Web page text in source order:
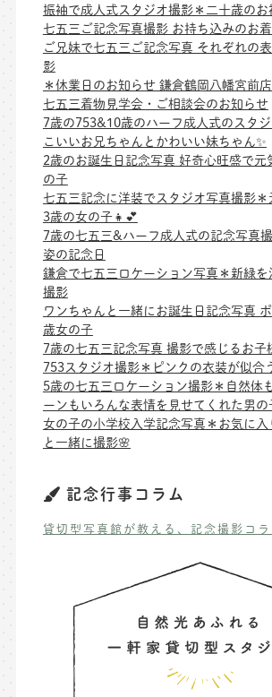
振袖で成人式スタジオ撮影＊二十歳のお
七五三ご記念写真撮影 お持ち込みのお
ご兄妹で七五三ご記念写真 それぞれの
影
＊休業日のお知らせ 鎌倉鶴岡八幡宮前
七五三着物見学会・ご相談会のお知らせ
7歳の753&10歳のハーフ成人式のスタ
こいいお兄ちゃんとかわいい妹ちゃん✨
2歳のお誕生日記念写真 好奇心旺盛で元
の子
七五三記念に洋装でスタジオ写真撮影
3歳の女の子👧💕
7歳の七五三&ハーフ成人式の記念写真
姿の記念日
鎌倉で七五三ロケーション写真＊新緑
撮影
ワンちゃんと一緒にお誕生日記念写真
歳女の子
7歳の七五三記念写真 撮影で感じるお子
753スタジオ撮影＊ピンクの衣装が似合
5歳の七五三ロケーション撮影＊自然体
ーンもいろんな表情を見せてくれた男の
女の子の小学校入学記念写真＊お気に
と一緒に撮影🌸
記念行事コラム
貸切型写真館が教える、記念撮影コ